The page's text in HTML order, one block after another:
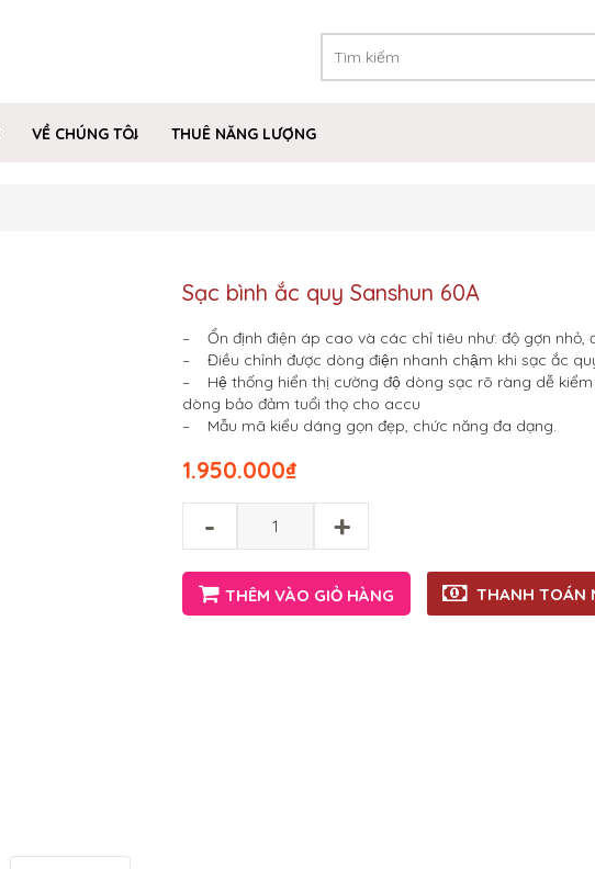
VỀ CHÚNG TÔI THUÊ NĂNG LƯỢNG
Sạc bình ắc quy Sanshun 60A
– Ổn định điện áp cao và các chỉ tiêu như: độ gợn nhỏ,
– Điều chỉnh được dòng điện nhanh chậm khi sạc ắc
– Hệ thống hiển thị cường độ dòng sạc rõ ràng dễ
dòng bảo đảm tuổi thọ cho accu
– Mẫu mã kiểu dáng gọn đẹp, chức năng đa dạng.
₫
1.950.000
- +
THÊM VÀO GIỎ HÀNG THANH TOÁN